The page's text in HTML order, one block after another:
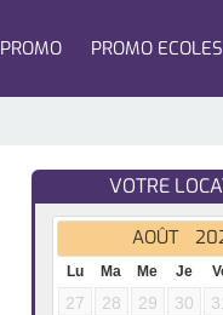
PROMO PROMO ECOLES
VOTRE
AOÛT
Lu Ma Me Je
27 28 29 30